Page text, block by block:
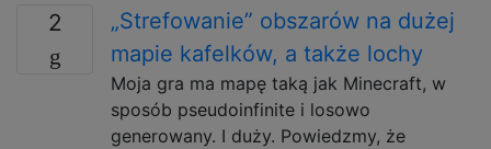
2
„Strefowanie” obszarów na dużej
mapie kafelków, a także lochy
Moja gra ma mapę taką jak Minecraft, w
sposób pseudoinfinite i losowo
generowany. I duży. Powiedzmy, że